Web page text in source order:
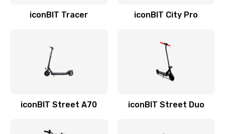
iconBIT Tracer iconBIT City Pro
iconBIT Street A70 iconBIT Street Duo